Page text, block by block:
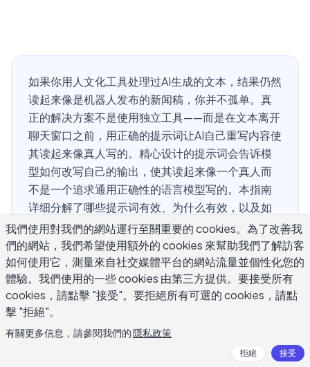
如果你用人文化工具处理过AI生成的文本，结果仍然
读起来像是机器人发布的新闻稿，你并不孤单。真
正的解决方案不是使用独立工具——而是在文本离开
聊天窗口之前，用正确的提示词让AI自己重写内容使
其读起来像真人写的。精心设计的提示词会告诉模
型如何改写自己的输出，使其读起来像一个真人而
不是一个追求通用正确性的语言模型写的。本指南
详细分解了哪些提示词有效、为什么有效，以及如
何立即复制并调整这些提示词以适应你自己的写
作。
为什么AI文本听起来那么机械？
AI文本以可预测的方式暴露自己。最常见的迹象包括：过度
使用过渡短语如 Furthermore、Moreover 和 It is worth
我們使用對我們的網站運行至關重要的 cookies。為了改善我
們的網站，我們希望使用額外的 cookies 來幫助我們了解訪客
如何使用它，測量來自社交媒體平台的網站流量並個性化您的
體驗。我們使用的一些 cookies 由第三方提供。要接受所有
cookies，請點擊 "接受"。要拒絕所有可選的 cookies，請點
擊 "拒絕"。
有關更多信息，請參閱我們的隱私政策
拒絕 接受